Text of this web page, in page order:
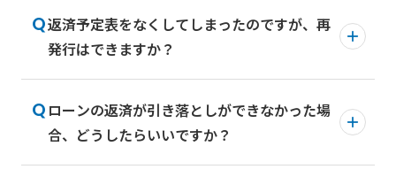
有担保住宅ローンの全額返済や返済用口座が連帯債務
者の場合、ろうきんダイレクトはご利用いただけませ
ん。
＜ご来店時の持ち物＞
ご本人さま確認書類（運転免許証、マイナ
ンバーカード等）
パソコンから繰上返済のお手続きを行うことが
できます。
ろうきんダイレクト（インターネットバンキング）で
の繰上返済手数料は無料です。なお、窓口・郵送（書
面）でのお手続きの場合、東海ろうきん所定の
が必要となります。
ろうきんダイレクトの初回利用登録は
こちら
からお手続きできます。
新規でご融資実行時にご郵送させていただきそ
の後は、ご契約内容の変更の都度ご郵送させて
いただいております。
＜返済予定表を発行させていただくお取引＞
お借入利率の変更
返済予定表をなくしてしまったのですが、再
発行はできますか？
再発行をご希望の場合はお取引店へお問合せく
ださい。
Webお知らせサービスをご利用させているお客さまは
ローンの返済が引き落としができなかった場
合、どうしたらいいですか？